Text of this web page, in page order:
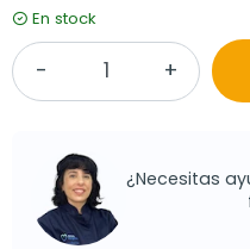
En stock
¿Necesitas